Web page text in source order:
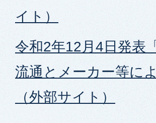
イト）
令和2年12月4日発表
流通とメーカー等に
（外部サイト）